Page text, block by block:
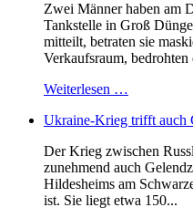
Zwei Männer haben am
Tankstelle in Groß
mitteilt, betraten sie
Verkaufsraum,
Weiterlesen …
Ukraine-Krieg trifft auch
Der Krieg zwischen
zunehmend auch
Hildesheims am
ist. Sie liegt etwa 150...